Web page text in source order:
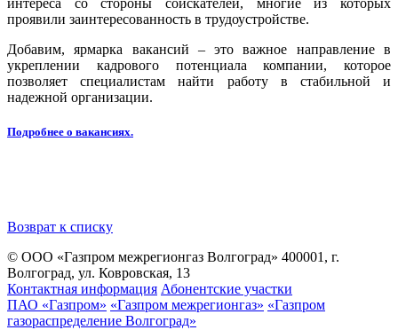
проявили заинтересованность в трудоустройстве.
Добавим, ярмарка вакансий – это важное направление в
укреплении кадрового потенциала компании, которое
позволяет специалистам найти работу в стабильной и
надежной организации.
Подробнее о вакансиях.
Возврат к списку
© ООО «Газпром межрегионгаз Волгоград» 400001, г.
Волгоград, ул. Ковровская, 13
Контактная информация Абонентские участки
ПАО «Газпром» «Газпром межрегионгаз» «Газпром
газораспределение Волгоград»